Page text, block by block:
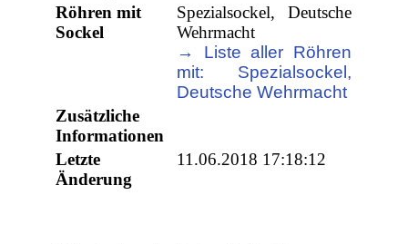
Röhren mit
Sockel
Spezialsockel, Deutsche
Wehrmacht
→ Liste aller Röhren
mit: Spezialsockel,
Deutsche Wehrmacht
Zusätzliche
Informationen
Letzte
Änderung
11.06.2018 17:18:12